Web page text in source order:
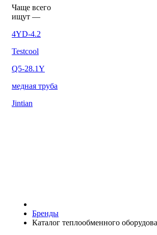
Чаще вcего
ищут —
4YD-4.2
Testcool
Q5-28.1Y
медная труба
Jintian
Бренды
Каталог теплообменного